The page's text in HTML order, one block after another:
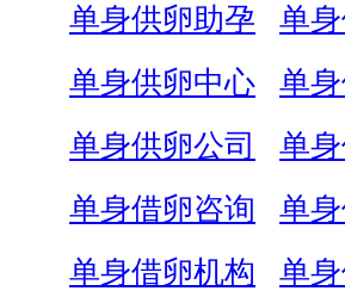
单身供卵助孕
单
单身供卵中心
单
单身供卵公司
单
单身借卵咨询
单
单身借卵机构
单